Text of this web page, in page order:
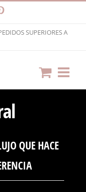
SUPERIORES A
QUE HACE